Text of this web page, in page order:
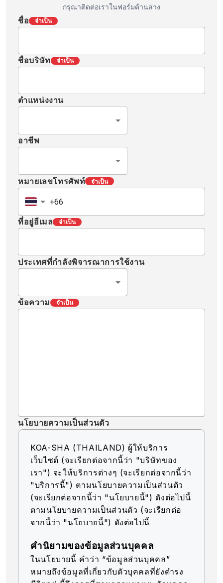
กรุณาติดต่อเราในฟอร์มด้านล่าง
ชื่อ จำเป็น
ชื่อบริษัท จำเป็น
ตำแหน่งงาน
อาชีพ
หมายเลขโทรศัพท์ จำเป็น
ที่อยู่อีเมล จำเป็น
ประเทศที่กำลังพิจารณาการใช้งาน
ข้อความ จำเป็น
นโยบายความเป็นส่วนตัว
KOA-SHA (THAILAND) ผู้ให้บริการ
เว็บไซต์ (จะเรียกต่อจากนี้ว่า "บริษัทของ
เรา") จะให้บริการต่างๆ (จะเรียกต่อจากนี้ว่า
"บริการนี้") ตามนโยบายความเป็นส่วนตัว
(จะเรียกต่อจากนี้ว่า "นโยบายนี้") ดังต่อไปนี้
ตามนโยบายความเป็นส่วนตัว (จะเรียกต่อ
จากนี้ว่า "นโยบายนี้") ดังต่อไปนี้
คำนิยามของข้อมูลส่วนบุคคล
ในนโยบายนี้ คำว่า “ข้อมูลส่วนบุคคล”
หมายถึงข้อมูลที่เกี่ยวกับตัวบุคคลที่ยังดำรง